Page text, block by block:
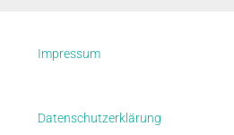
Impressum
Datenschutzerklärung